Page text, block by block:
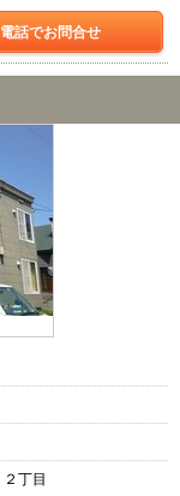
電話でお問合せ
２丁目